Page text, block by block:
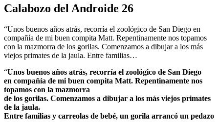
Calabozo del Androide 26
“Unos buenos años atrás, recorría el zoológico de San Diego en
compañía de mi buen compita Matt. Repentinamente nos topamos
con la mazmorra de los gorilas. Comenzamos a dibujar a los más
viejos primates de la jaula. Entre familias…
“Unos buenos años atrás, recorría el zoológico de San Diego
en compañía de mi buen compita Matt. Repentinamente nos
topamos con la mazmorra
de los gorilas. Comenzamos a dibujar a los más viejos primates
de la jaula.
Entre familias y carreolas de bebé, un gorila arrancó un pedazo